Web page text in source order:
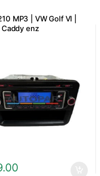
MP3 | VW Golf VI |
Caddy enz